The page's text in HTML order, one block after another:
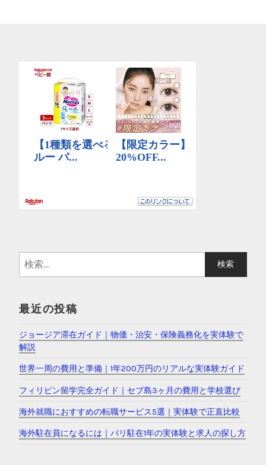
検
索
最近の投稿
ジョージア滞在ガイド｜物価・治安・保険義務化を実体験で
解説
世界一周の費用と準備｜1年200万円のリアルな実体験ガイド
フィリピン留学完全ガイド｜セブ島3ヶ月の費用と学校選び
海外就職におすすめの転職サービス5選｜実体験で正直比較
海外駐在員になるには｜パリ駐在1年の実体験と求人の探し方